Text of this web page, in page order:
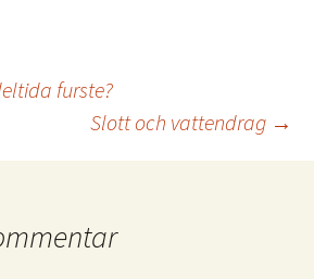
furste?
Slott och vattendrag →